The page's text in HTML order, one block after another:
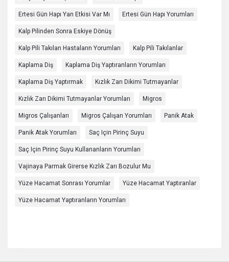
Ertesi Gün Hapı Yan Etkisi Var Mı Ertesi Gün Hapı Yorumları
Kalp Pilinden Sonra Eskiye Dönüş
Kalp Pili Takılan Hastaların Yorumları Kalp Pili Takılanlar
Kaplama Diş Kaplama Diş Yaptıranların Yorumları
Kaplama Diş Yaptırmak Kızlık Zarı Dikimi Tutmayanlar
Kızlık Zarı Dikimi Tutmayanlar Yorumları Migros
Migros Çalışanları Migros Çalışan Yorumları Panik Atak
Panik Atak Yorumları Saç Için Pirinç Suyu
Saç Için Pirinç Suyu Kullananların Yorumları
Vajinaya Parmak Girerse Kızlık Zarı Bozulur Mu
Yüze Hacamat Sonrası Yorumlar Yüze Hacamat Yaptıranlar
Yüze Hacamat Yaptıranların Yorumları